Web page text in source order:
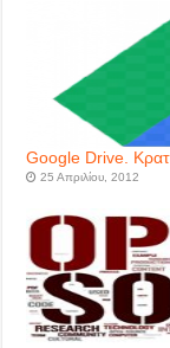
Google Drive.
25 Απριλίου, 2012